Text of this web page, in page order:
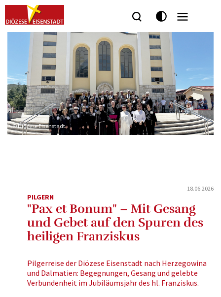
© Diözese Eisenstadt
18.06.2026
PILGERN
"Pax et Bonum" – Mit Gesang
und Gebet auf den Spuren des
heiligen Franziskus
Pilgerreise der Diözese Eisenstadt nach Herzegowina
und Dalmatien: Begegnungen, Gesang und gelebte
Verbundenheit im Jubiläumsjahr des hl. Franziskus.